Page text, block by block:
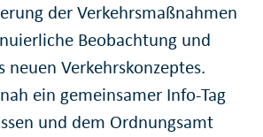
der Verkehrsmaßnahmen
Beobachtung und
neuen Verkehrskonzeptes.
ein gemeinsamer Info-Tag
und dem Ordnungsamt